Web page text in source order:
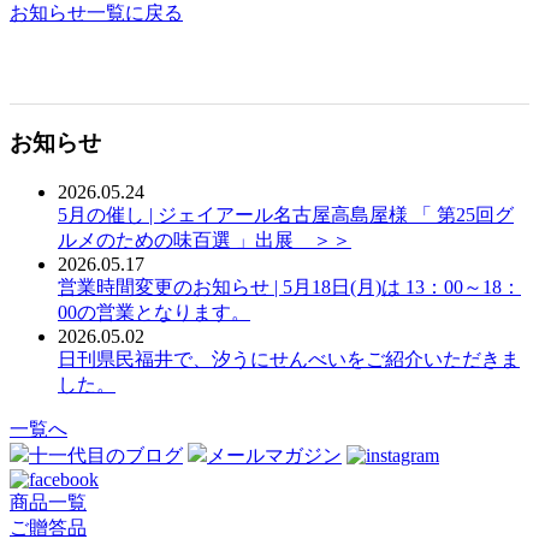
お知らせ一覧に戻る
お知らせ
2026.05.24
5月の催し | ジェイアール名古屋高島屋様 「 第25回グ
ルメのための味百選 」出展 ＞＞
2026.05.17
営業時間変更のお知らせ | 5月18日(月)は 13：00～18：
00の営業となります。
2026.05.02
日刊県民福井で、汐うにせんべいをご紹介いただきま
した。
一覧へ
十一代目のブログ
メールマガジン
商品一覧
ご贈答品